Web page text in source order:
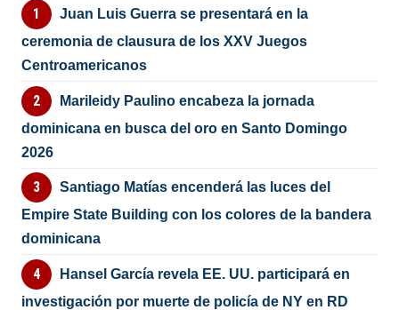
Juan Luis Guerra se presentará en la
ceremonia de clausura de los XXV Juegos
Centroamericanos
Marileidy Paulino encabeza la jornada
dominicana en busca del oro en Santo Domingo
2026
Santiago Matías encenderá las luces del
Empire State Building con los colores de la bandera
dominicana
Hansel García revela EE. UU. participará en
investigación por muerte de policía de NY en RD